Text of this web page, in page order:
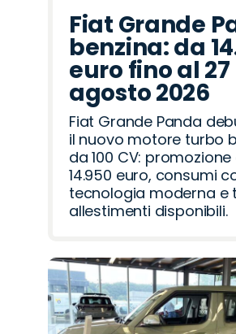
Fiat Grande
benzina: da
euro fino al 27
agosto 2026
Fiat Grande Panda
il nuovo motore turbo
da 100 CV:
14.950 euro, consumi
tecnologia moderna e
allestimenti disponibili.